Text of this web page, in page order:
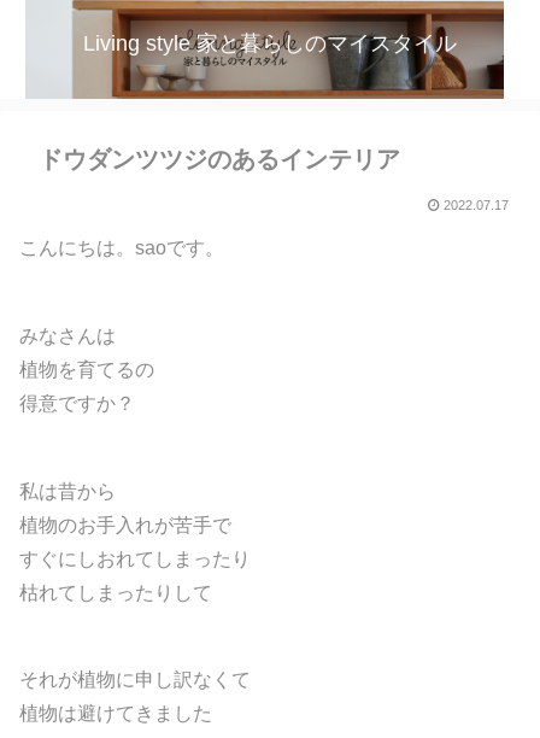
Living style 家と暮らしのマイスタイル
ドウダンツツジのあるインテリア
2022.07.17
こんにちは。saoです。
みなさんは
植物を育てるの
得意ですか？
私は昔から
植物のお手入れが苦手で
すぐにしおれてしまったり
枯れてしまったりして
それが植物に申し訳なくて
植物は避けてきました